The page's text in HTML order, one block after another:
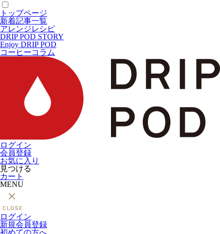
トップページ
新着記事一覧
アレンジレシピ
DRIP POD STORY
Enjoy DRIP POD
コーヒーコラム
ログイン
会員登録
お気に入り
見つける
カート
MENU
ログイン
新規会員登録